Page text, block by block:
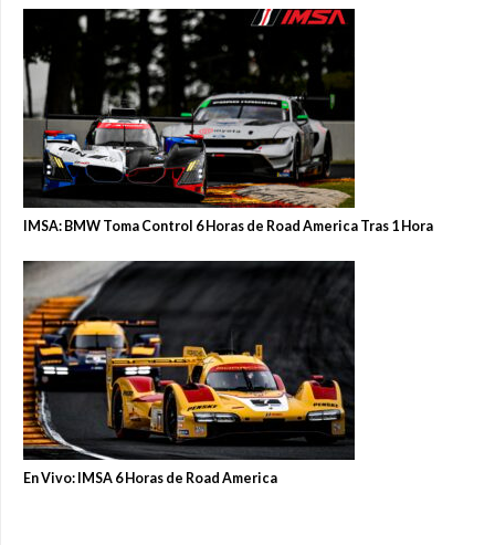
IMSA: BMW Toma Control 6 Horas de Road America Tras 1 Hora
En Vivo: IMSA 6 Horas de Road America